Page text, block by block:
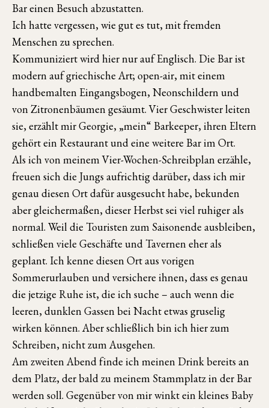
Bar einen Besuch abzustatten.
Ich hatte vergessen, wie gut es tut, mit fremden
Menschen zu sprechen.
Kommuniziert wird hier nur auf Englisch. Die Bar ist
modern auf griechische Art; open-air, mit einem
handbemalten Eingangsbogen, Neonschildern und
von Zitronenbäumen gesäumt. Vier Geschwister leiten
sie, erzählt mir Georgie, „mein“ Barkeeper, ihren Eltern
gehört ein Restaurant und eine weitere Bar im Ort.
Als ich von meinem Vier-Wochen-Schreibplan erzähle,
freuen sich die Jungs aufrichtig darüber, dass ich mir
genau diesen Ort dafür ausgesucht habe, bekunden
aber gleichermaßen, dieser Herbst sei viel ruhiger als
normal. Weil die Touristen zum Saisonende ausbleiben,
schließen viele Geschäfte und Tavernen eher als
geplant. Ich kenne diesen Ort aus vorigen
Sommerurlauben und versichere ihnen, dass es genau
die jetzige Ruhe ist, die ich suche – auch wenn die
leeren, dunklen Gassen bei Nacht etwas gruselig
wirken können. Aber schließlich bin ich hier zum
Schreiben, nicht zum Ausgehen.
Am zweiten Abend finde ich meinen Drink bereits an
dem Platz, der bald zu meinem Stammplatz in der Bar
werden soll. Gegenüber von mir winkt ein kleines Baby